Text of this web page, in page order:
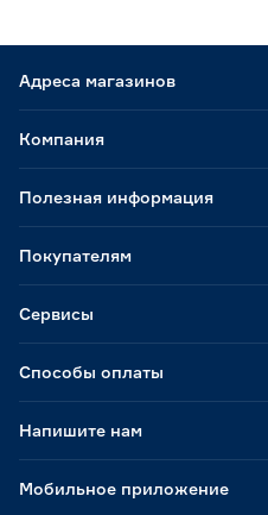
Адреса магазинов
Способы оплаты
Мобильное приложение
Компания
Полезная информация
Покупателям
Сервисы
Напишите нам